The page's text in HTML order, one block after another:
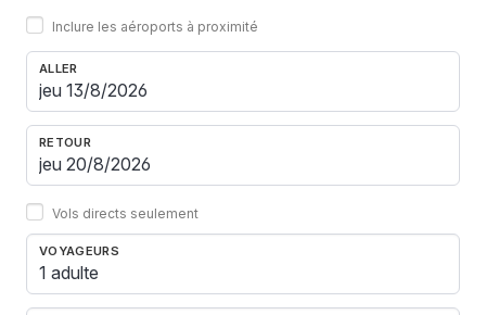
Inclure les aéroports à proximité
ALLER
RETOUR
Vols directs seulement
VOYAGEURS
1 adulte